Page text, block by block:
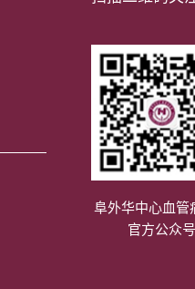
阜外华中心血管
官方公众号